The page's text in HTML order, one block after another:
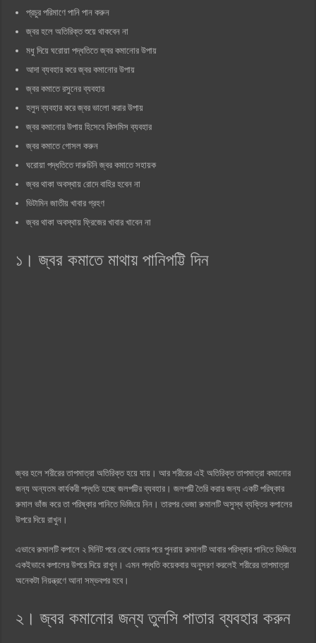
প্রচুর পরিমাণে পানি পান করুন
জ্বর হলে অতিরিক্ত শুয়ে থাকবেন না
মধু দিয়ে ঘরোয়া পদ্ধতিতে জ্বর কমানোর উপায়
আদা ব্যবহার করে জ্বর কমানোর উপায়
জ্বর কমাতে রসুনের ব্যবহার
হলুদ ব্যবহার করে জ্বর ভালো করার উপায়
জ্বর কমানোর উপায় হিসেবে কিসমিস ব্যবহার
জ্বর কমাতে গোসল করুন
ঘরোয়া পদ্ধতিতে দারুচিনি জ্বর কমাতে সহায়ক
জ্বর থাকা অবস্থায় রোদে বাহির হবেন না
ভিটামিন জাতীয় খাবার গ্রহণ
জ্বর থাকা অবস্থায় ফ্রিজের খাবার খাবেন না
১। জ্বর কমাতে মাথায় পানিপট্টি দিন
জ্বর হলে শরীরের তাপমাত্রা অতিরিক্ত হয়ে যায়। আর শরীরের এই অতিরিক্ত তাপমাত্রা কমানোর
জন্য অন্যতম কার্যকরী পদ্ধতি হচ্ছে জলপট্টির ব্যবহার। জলপট্টি তৈরি করার জন্য একটি পরিষ্কার
রুমাল ভাঁজ করে তা পরিষ্কার পানিতে ভিজিয়ে নিন। তারপর ভেজা রুমালটি অসুস্থ ব্যক্তির কপালের
উপরে দিয়ে রাখুন।
এভাবে রুমালটি কপালে ২ মিনিট পরে রেখে দেয়ার পরে পুনরায় রুমালটি আবার পরিস্কার পানিতে ভিজিয়ে
একইভাবে কপালের উপরে দিয়ে রাখুন। এমন পদ্ধতি কয়েকবার অনুসরণ করলেই শরীরের তাপমাত্রা
অনেকটা নিয়ন্ত্রণে আনা সম্ভবপর হবে।
২। জ্বর কমানোর জন্য তুলসি পাতার ব্যবহার করুন